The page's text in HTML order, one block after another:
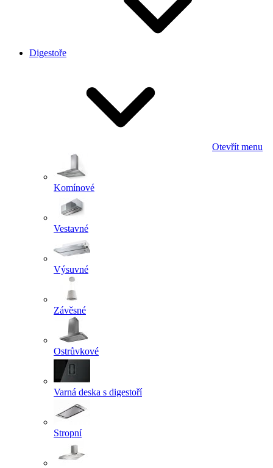
Digestoře
Otevřít menu
Komínové
Vestavné
Výsuvné
Závěsné
Ostrůvkové
Varná deska s digestoří
Stropní